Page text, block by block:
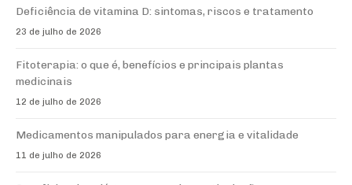
Deficiência de vitamina D: sintomas, riscos e tratamento
23 de julho de 2026
Fitoterapia: o que é, benefícios e principais plantas
medicinais
12 de julho de 2026
Medicamentos manipulados para energia e vitalidade
11 de julho de 2026